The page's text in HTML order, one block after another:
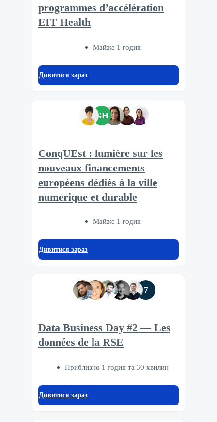
programmes d’accélération
EIT Health
Майже 1 годин
Дивитися зараз
GH
ConqUEst : lumière sur les
nouveaux financements
européens dédiés à la ville
numerique et durable
Майже 1 годин
Дивитися зараз
7
Data Business Day #2 — Les
données de la RSE
Приблизно 1 годин та 30 хвилин
Дивитися зараз